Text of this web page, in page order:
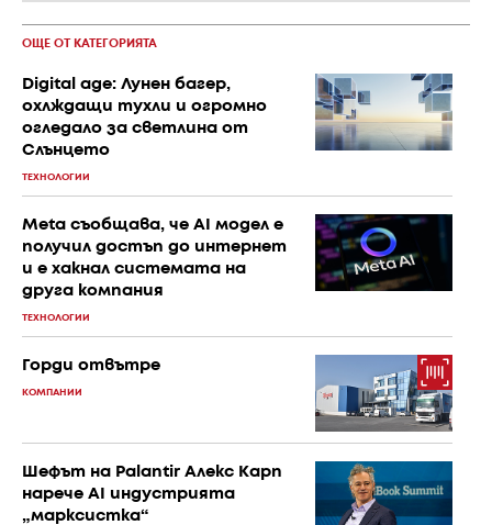
ОЩЕ ОТ КАТЕГОРИЯТА
Digital age: Лунен багер,
охлждащи тухли и огромно
огледало за светлина от
Слънцето
ТЕХНОЛОГИИ
Meta съобщава, че AI модел е
получил достъп до интернет
и е хакнал системата на
друга компания
ТЕХНОЛОГИИ
Горди отвътре
КОМПАНИИ
Шефът на Palantir Алекс Карп
нарече AI индустрията
„марксистка“